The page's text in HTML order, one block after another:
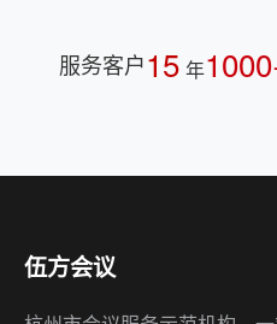
服务客户15 年
伍方会议